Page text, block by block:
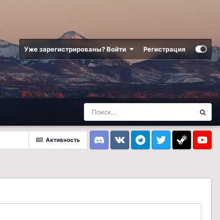
Уже зарегистрированы? Войти Регистрация
Активность
DiscordVK TelegramTwitter Steam